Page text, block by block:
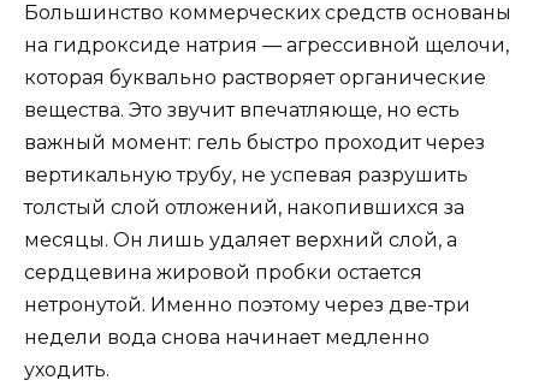
Большинство коммерческих средств основаны
на гидроксиде натрия — агрессивной щелочи,
которая буквально растворяет органические
вещества. Это звучит впечатляюще, но есть
важный момент: гель быстро проходит через
вертикальную трубу, не успевая разрушить
толстый слой отложений, накопившихся за
месяцы. Он лишь удаляет верхний слой, а
сердцевина жировой пробки остается
нетронутой. Именно поэтому через две-три
недели вода снова начинает медленно
уходить.